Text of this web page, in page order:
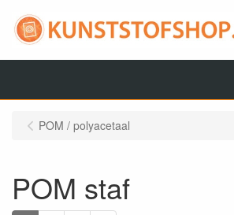
POM / polyacetaal
POM staf